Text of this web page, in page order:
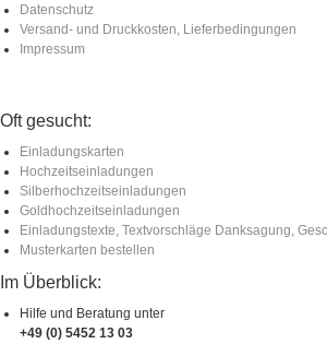
Datenschutz
Versand- und Druckkosten, Lieferbedingungen
Impressum
Oft gesucht:
Einladungskarten
Hochzeitseinladungen
Silberhochzeitseinladungen
Goldhochzeitseinladungen
Einladungstexte, Textvorschläge Danksagung,
Musterkarten bestellen
Im Überblick:
Hilfe und Beratung unter
+49 (0) 5452 13 03